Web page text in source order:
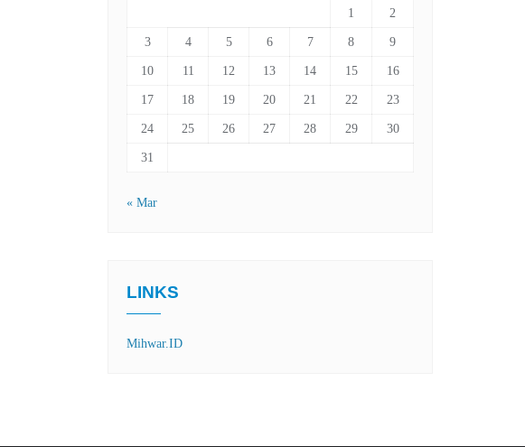
1 2
3 4 5 6 7 8 9
10 11 12 13 14 15 16
17 18 19 20 21 22 23
24 25 26 27 28 29 30
31
« Mar
LINKS
Mihwar.ID